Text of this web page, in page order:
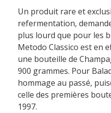
Un produit rare et
refermentation,
plus lourd que pour les
Metodo Classico est en
une bouteille de
900 grammes. Pour
hommage au passé,
celle des premières
1997.